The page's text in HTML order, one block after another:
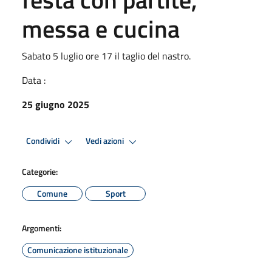
messa e cucina
Sabato 5 luglio ore 17 il taglio del nastro.
Data :
25 giugno 2025
Condividi Vedi azioni
Categorie:
Comune
Sport
Argomenti:
Comunicazione istituzionale